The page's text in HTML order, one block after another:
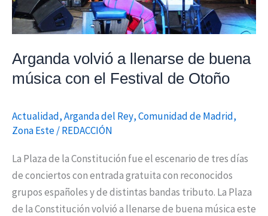
Arganda volvió a llenarse de buena
música con el Festival de Otoño
Actualidad,Arganda del Rey,Comunidad de Madrid,
Zona Este/REDACCIÓN
La Plaza de la Constitución fue el escenario de tres días
de conciertos con entrada gratuita con reconocidos
grupos españoles y de distintas bandas tributo. La Plaza
de la Constitución volvió a llenarse de buena música este
el
Festival
Otoño